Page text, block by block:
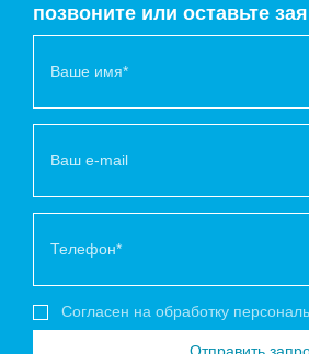
позвоните или оставьте
Согласен на обработку